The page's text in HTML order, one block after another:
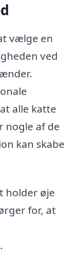
vælge en
ved
alle katte
nogle af de
kan skabe
holder øje
for, at